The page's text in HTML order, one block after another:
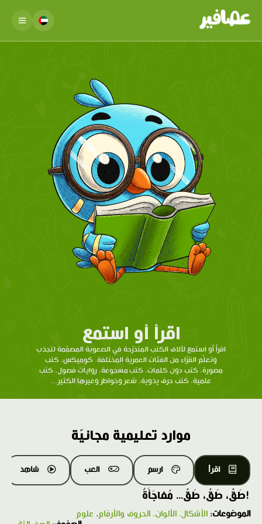
اقرأ أو استمع
اقرأ أو استمع لآلاف الكتب المتدرّحة في الصعوبة المصمّمة لتجذب
وتعلّم القرّاء من الفئات العمرية المختلفة. كوميكس، كتب
مصورة، كتب دون كلمات، كتب مسجوعة، روايات فصول، كتب
علمية، كتب حرف يدوية، شعر وخواطر وغيرها الكثير...
موارد تعليمية مجانيّة
اقرأ ارسم العب شاهد
!طَقْ، طَقْ، طَقْ... مُفاجَأَةٌ
الموضوعات: الأشكال، الألوان، الحروف والأرقام، علوم